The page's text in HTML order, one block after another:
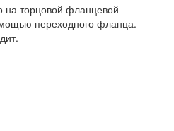
на торцовой фланцевой
переходного фланца.